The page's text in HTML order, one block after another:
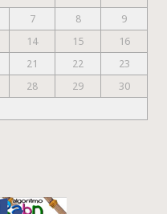
7 8
9
14 15
16
21 22
23
28 29
30